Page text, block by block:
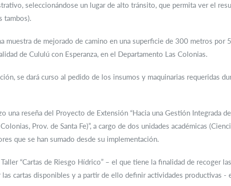
seleccionándose un lugar de alto tránsito, que permita ver el
tambos).
muestra de mejorado de camino en una superficie de 300 metros por
de Cululú con Esperanza, en el Departamento Las Colonias.
se dará curso al pedido de los insumos y maquinarias requeridas
una reseña del Proyecto de Extensión “Hacia una Gestión Integrada
Prov. de Santa Fe)”, a cargo de dos unidades académicas
que se han sumado desde su implementación.
“Cartas de Riesgo Hídrico” – el que tiene la finalidad de recoger
cartas disponibles y a partir de ello definir actividades productivas -